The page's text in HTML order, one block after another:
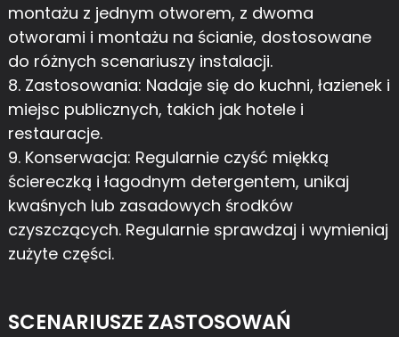
montażu z jednym otworem, z dwoma
otworami i montażu na ścianie, dostosowane
do różnych scenariuszy instalacji.
8. Zastosowania: Nadaje się do kuchni, łazienek i
miejsc publicznych, takich jak hotele i
restauracje.
9. Konserwacja: Regularnie czyść miękką
ściereczką i łagodnym detergentem, unikaj
kwaśnych lub zasadowych środków
czyszczących. Regularnie sprawdzaj i wymieniaj
zużyte części.
SCENARIUSZE ZASTOSOWAŃ